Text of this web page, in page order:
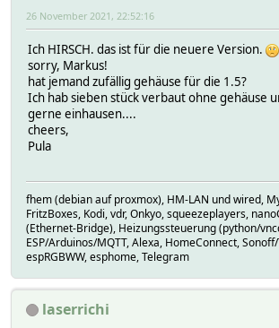
26 November 2021, 22:52:16
Ich HIRSCH. das ist für die neuere Version.
sorry, Markus!
hat jemand zufällig gehäuse für die 1.5?
Ich hab sieben stück verbaut ohne gehäuse
gerne einhausen....
cheers,
Pula
fhem (debian auf proxmox), HM-LAN und wired,
FritzBoxes, Kodi, vdr, Onkyo, squeezeplayers,
(Ethernet-Bridge), Heizungssteuerung (python/
ESP/Arduinos/MQTT, Alexa, HomeConnect,
espRGBWW, esphome, Telegram
laserrichi